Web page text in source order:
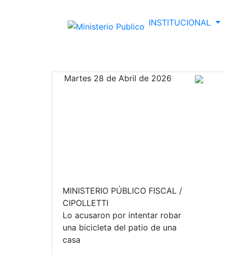
INSTITUCIONAL
Martes 28 de Abril de 2026
MINISTERIO PÚBLICO FISCAL /
CIPOLLETTI
Lo acusaron por intentar robar
una bicicleta del patio de una
casa